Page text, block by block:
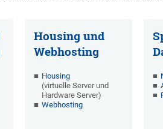
Housing und
Webhosting
Housing
(virtuelle Server und
Hardware Server)
Webhosting